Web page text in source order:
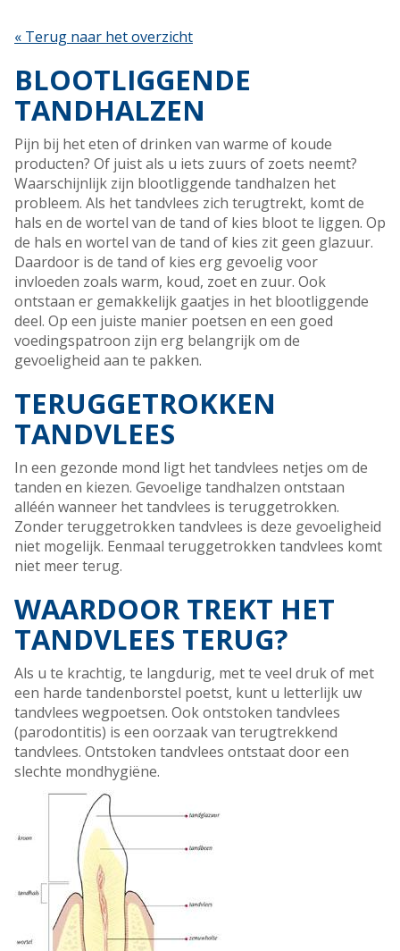
« Terug naar het overzicht
BLOOTLIGGENDE
TANDHALZEN
Pijn bij het eten of drinken van warme of koude
producten? Of juist als u iets zuurs of zoets neemt?
Waarschijnlijk zijn blootliggende tandhalzen het
probleem. Als het tandvlees zich terugtrekt, komt de
hals en de wortel van de tand of kies bloot te liggen. Op
de hals en wortel van de tand of kies zit geen glazuur.
Daardoor is de tand of kies erg gevoelig voor
invloeden zoals warm, koud, zoet en zuur. Ook
ontstaan er gemakkelijk gaatjes in het blootliggende
deel. Op een juiste manier poetsen en een goed
voedingspatroon zijn erg belangrijk om de
gevoeligheid aan te pakken.
TERUGGETROKKEN
TANDVLEES
In een gezonde mond ligt het tandvlees netjes om de
tanden en kiezen. Gevoelige tandhalzen ontstaan
alléén wanneer het tandvlees is teruggetrokken.
Zonder teruggetrokken tandvlees is deze gevoeligheid
niet mogelijk. Eenmaal teruggetrokken tandvlees komt
niet meer terug.
WAARDOOR TREKT HET
TANDVLEES TERUG?
Als u te krachtig, te langdurig, met te veel druk of met
een harde tandenborstel poetst, kunt u letterlijk uw
tandvlees wegpoetsen. Ook ontstoken tandvlees
(parodontitis) is een oorzaak van terugtrekkend
tandvlees. Ontstoken tandvlees ontstaat door een
slechte mondhygiëne.